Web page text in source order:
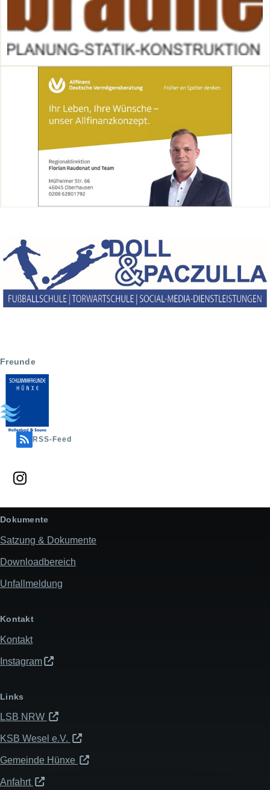
Freunde
RSS-Feed
Dokumente
Satzung & Dokumente
Downloadbereich
Unfallmeldung
Kontakt
Kontakt
Instagram
Links
LSB NRW
KSB Wesel e.V.
Gemeinde Hünxe
Anfahrt